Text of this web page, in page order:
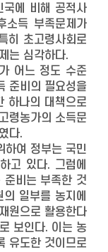
국에 비해 공적사
소득 부족문제가
히 초고령사회로
는 심각하다.
어느 정도 수준
준비의 필요성을
하나의 대책으로
령농가의 소득문
다.
하여 정부는 국민
고 있다. 그럼에
준비는 부족한 것
일부를 농지에
원으로 활용한다
보인다. 이는 농
유도한 것이므로